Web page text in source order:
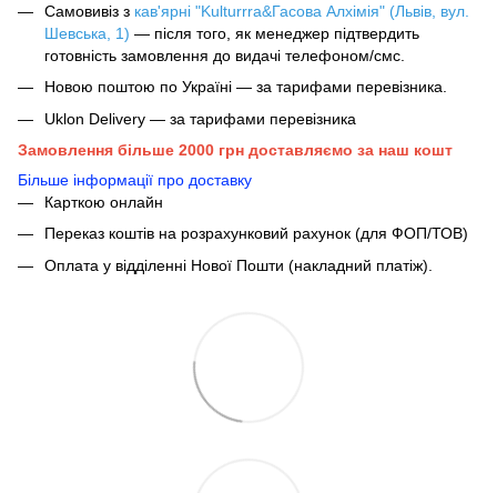
Самовивіз з кав'ярні "Kulturrra&Гасова Алхімія" (Львів, вул.
Шевська, 1) — після того, як менеджер підтвердить
готовність замовлення до видачі телефоном/смс.
Новою поштою по Україні — за тарифами перевізника.
Uklon Delivery — за тарифами перевізника
Замовлення більше 2000 грн доставляємо за наш кошт
Більше інформації про доставку
Карткою онлайн
Переказ коштів на розрахунковий рахунок (для ФОП/ТОВ)
Оплата у відділенні Нової Пошти (накладний платіж).